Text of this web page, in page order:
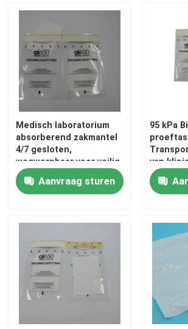
95Kpa zakken
95kPa de Zak van het
de Zak van 95kPa Biohazard
Absorberende Zakken
Medische Specimendoos
medische absorberende
Specimen Verschepende Dozen
Medisch laboratorium
absorberend zakmantel
4/7 gesloten,
wegwerpbaar voor veilig
transport van monsters
Aanvraag sturen
95 kPa
van